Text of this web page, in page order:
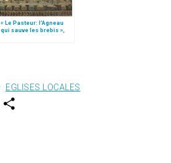
« Le Pasteur: l’Agneau
qui sauve les brebis »,
EGLISES LOCALES
w